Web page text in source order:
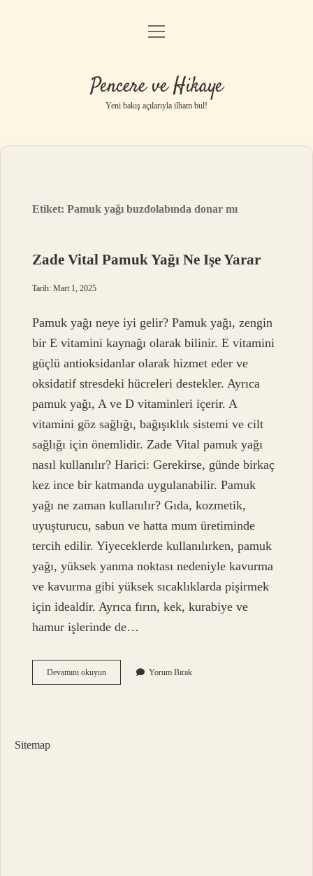
Anasayfa
Yasal Uyarı
menüyü
Pencere ve Hikaye
Yeni bakış açılarıyla ilham bul!
Etiket:Pamuk yağı buzdolabında donar mı
Zade Vital Pamuk Yağı Ne Işe Yarar
Tarih: Mart 1, 2025
Pamuk yağı neye iyi gelir? Pamuk yağı, zengin
bir E vitamini kaynağı olarak bilinir. E vitamini
güçlü antioksidanlar olarak hizmet eder ve
oksidatif stresdeki hücreleri destekler. Ayrıca
pamuk yağı, A ve D vitaminleri içerir. A
vitamini göz sağlığı, bağışıklık sistemi ve cilt
sağlığı için önemlidir. Zade Vital pamuk yağı
nasıl kullanılır? Harici: Gerekirse, günde birkaç
kez ince bir katmanda uygulanabilir. Pamuk
yağı ne zaman kullanılır? Gıda, kozmetik,
uyuşturucu, sabun ve hatta mum üretiminde
tercih edilir. Yiyeceklerde kullanılırken, pamuk
yağı, yüksek yanma noktası nedeniyle kavurma
ve kavurma gibi yüksek sıcaklıklarda pişirmek
için idealdir. Ayrıca fırın, kek, kurabiye ve
hamur işlerinde de…
Devamını okuyunZade
Vital
Yorum Bırak
Sitemap